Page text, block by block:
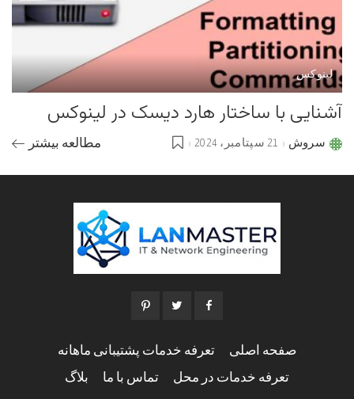
لینوکس
آشنایی با ساختار هارد دیسک در لینوکس
Postedسروش 21 سپتامبر، 2024 مطالعه بیشتر
صفحه اصلی تعرفه خدمات پشتیبانی ماهانه
تعرفه خدمات در محل تماس با ما بلاگ